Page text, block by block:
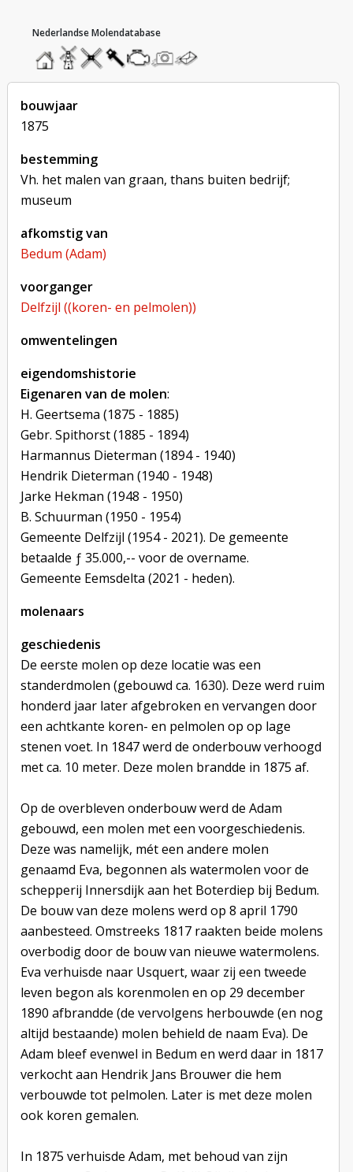
homemolendatabase
roedendatabase
assendatabase
motorendatabase
stuur
een
foto
stuur
een
bericht
bouwjaar
1875
bestemming
Vh. het malen van graan, thans buiten bedrijf;
museum
afkomstig van
Bedum (Adam)
voorganger
Delfzijl ((koren- en pelmolen))
omwentelingen
eigendomshistorie
Eigenaren van de molen:
H. Geertsema (1875 - 1885)
Gebr. Spithorst (1885 - 1894)
Harmannus Dieterman (1894 - 1940)
Hendrik Dieterman (1940 - 1948)
Jarke Hekman (1948 - 1950)
B. Schuurman (1950 - 1954)
Gemeente Delfzijl (1954 - 2021). De gemeente
betaalde ƒ 35.000,-- voor de overname.
Gemeente Eemsdelta (2021 - heden).
molenaars
geschiedenis
De eerste molen op deze locatie was een
standerdmolen (gebouwd ca. 1630). Deze werd ruim
honderd jaar later afgebroken en vervangen door
een achtkante koren- en pelmolen op op lage
stenen voet. In 1847 werd de onderbouw verhoogd
met ca. 10 meter. Deze molen brandde in 1875 af.
Op de overbleven onderbouw werd de Adam
gebouwd, een molen met een voorgeschiedenis.
Deze was namelijk, mét een andere molen
genaamd Eva, begonnen als watermolen voor de
schepperij Innersdijk aan het Boterdiep bij Bedum.
De bouw van deze molens werd op 8 april 1790
aanbesteed. Omstreeks 1817 raakten beide molens
overbodig door de bouw van nieuwe watermolens.
Eva verhuisde naar Usquert, waar zij een tweede
leven begon als korenmolen en op 29 december
1890 afbrandde (de vervolgens herbouwde (en nog
altijd bestaande) molen behield de naam Eva). De
Adam bleef evenwel in Bedum en werd daar in 1817
verkocht aan Hendrik Jans Brouwer die hem
verbouwde tot pelmolen. Later is met deze molen
ook koren gemalen.
In 1875 verhuisde Adam, met behoud van zijn